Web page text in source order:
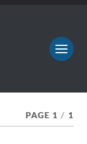
PAGE 1 / 1